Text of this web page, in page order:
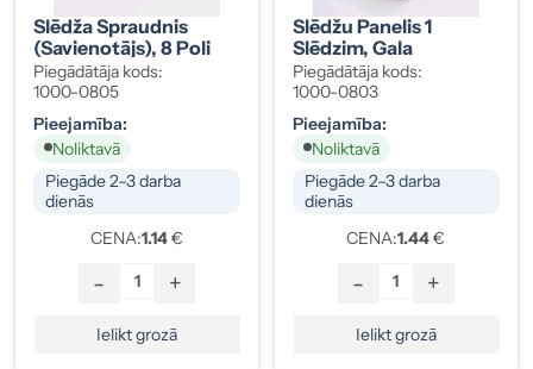
Slēdža Spraudnis
(savienotājs), 8 Poli
Piegādātāja kods:
1000-0805
Pieejamība:
Noliktavā
Piegāde 2–3 darba
dienās
CENA:1.14€
- +
Ielikt grozā
Slēdžu Panelis 1
Slēdzim, Gala
Piegādātāja kods:
1000-0803
Pieejamība:
Noliktavā
Piegāde 2–3 darba
dienās
CENA:1.44€
- +
Ielikt grozā